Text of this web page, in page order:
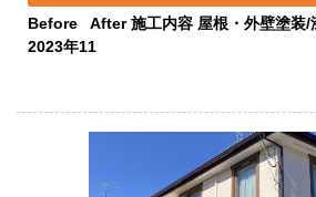
Before After 施工内容 屋根・外壁塗装/
2023年11